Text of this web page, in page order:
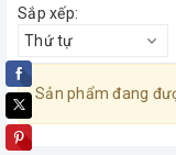
Sắp xếp:
Thứ tự
Sản phẩm đang